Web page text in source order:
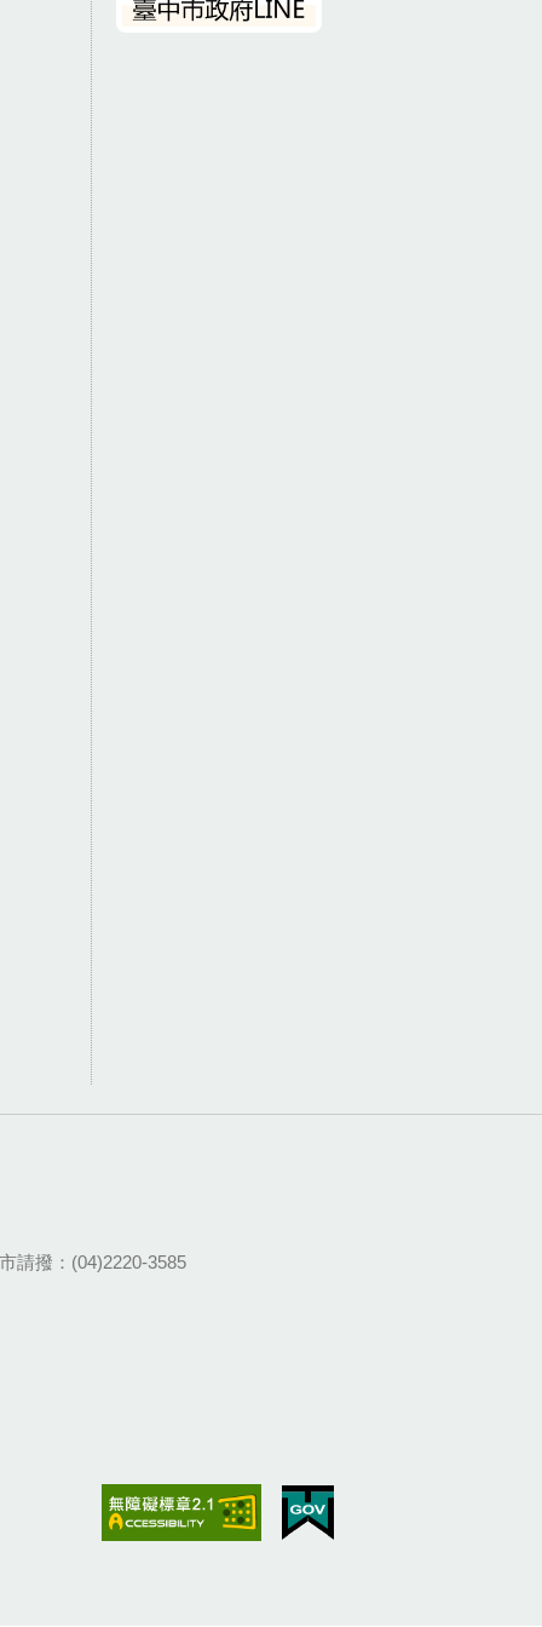
請撥：(04)2220-3585